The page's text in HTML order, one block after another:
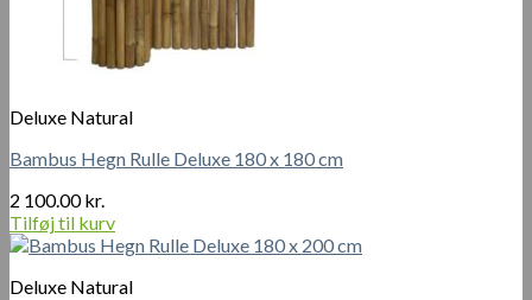
Deluxe Natural
Bambus Hegn Rulle Deluxe 180 x 180 cm
2 100.00kr.
Tilføj til kurv
Deluxe Natural